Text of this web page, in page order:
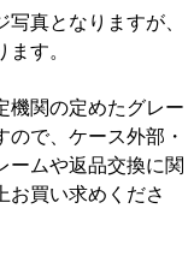
真となりますが、
す。
機関の定めたグレー
で、ケース外部・
ームや返品交換に関
お買い求めくださ